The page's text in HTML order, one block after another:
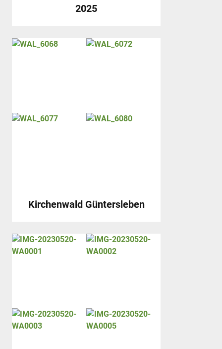
2025
Kirchenwald Güntersleben